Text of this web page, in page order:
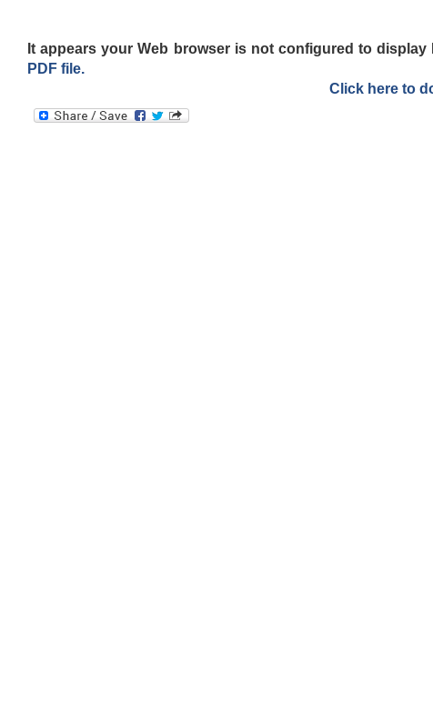
It appears your Web browser is not configured to display
PDF file.
Click here to